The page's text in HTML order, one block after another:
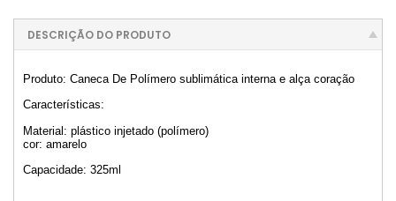
DESCRIÇÃO DO PRODUTO
Produto: Caneca De Polímero sublimática interna e alça coração
Características:
Material: plástico injetado (polímero)
cor: amarelo
Capacidade: 325ml